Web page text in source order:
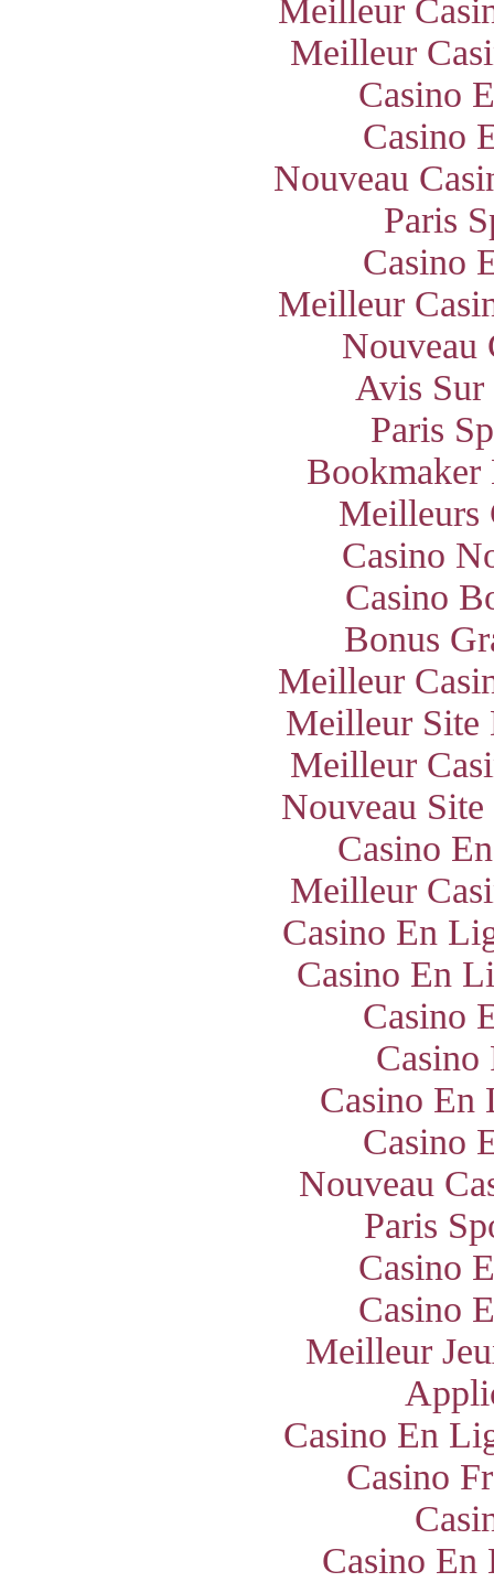
Meilleur
Meilleur
Casino
Casino
Nouveau
Paris
Casino
Meilleur
Nouveau
Avis Sur
Paris
Meilleurs
Casino
Casino
Bonus
Meilleur
Meilleur Site
Meilleur
Nouveau
Casino
Meilleur
Casino En
Casino En
Casino
Casino
Casino En
Casino
Nouveau
Paris
Casino
Casino
Meilleur
Casino En
Casino
Casino En